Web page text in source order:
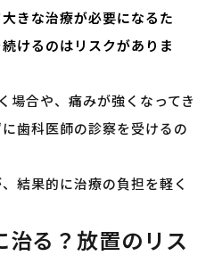
きな治療が必要になるた
けるのはリスクがありま
場合や、痛みが強くなってき
歯科医師の診察を受けるの
結果的に治療の負担を軽く
る？放置のリス